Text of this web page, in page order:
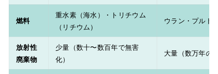
燃料
重水素（海水）・トリチウム
（リチウム）
ウラン・プルト
放射性
廃棄物
少量（数十〜数百年で無害
化）
大量（数万年の